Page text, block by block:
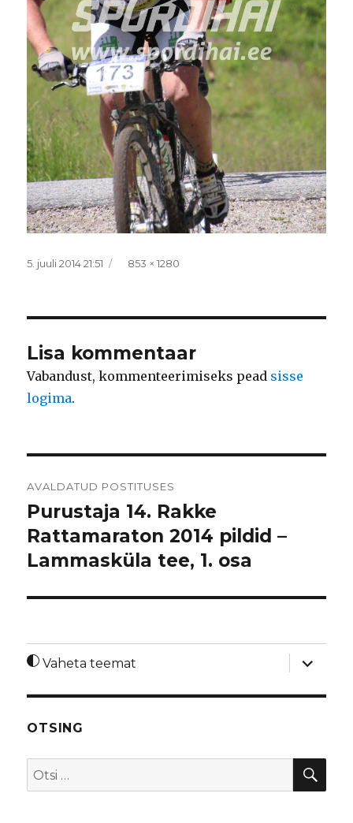
Postitatud
5. juuli 2014 21:51 Täissuurus
853 × 1280
Lisa kommentaar
Vabandust, kommenteerimiseks pead sisse
logima.
AVALDATUD POSTITUSES
Purustaja 14. Rakke
Rattamaraton 2014 pildid –
Lammasküla tee, 1. osa
Vaheta teemat
laienda
OTSING
Otsi: